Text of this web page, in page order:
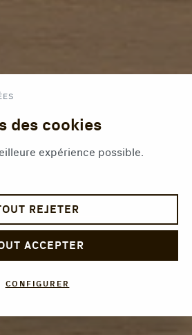
des cookies
expérience possible.
REJETER
ACCEPTER
CONFIGURER